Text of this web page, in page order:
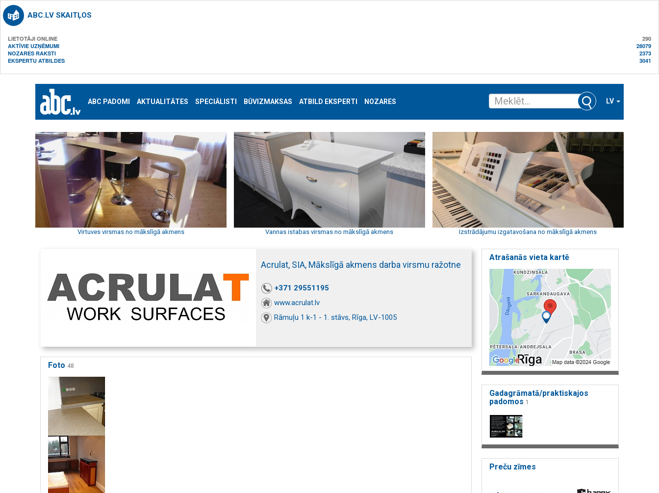
ABC.LV SKAITĻOS
LIETOTĀJI ONLINE
290
AKTĪVIE UZŅĒMUMI
28079
NOZARES RAKSTI
2373
EKSPERTU ATBILDES
3041
ABC PADOMI AKTUALITĀTES SPECIĀLISTI BŪVIZMAKSAS ATBILD EKSPERTI NOZARES LV
Virtuves virsmas no mākslīgā akmens Vannas istabas virsmas no mākslīgā akmens Izstrādājumu izgatavošana no mākslīgā akmens
Acrulat, SIA, Mākslīgā akmens darba virsmu ražotne
+371 29551195
www.acrulat.lv
Rāmuļu 1 k-1 - 1. stāvs, Rīga, LV-1005
Foto 48
Atrašanās vieta kartē
Gadagrāmatā/praktiskajos
padomos 1
Preču zīmes